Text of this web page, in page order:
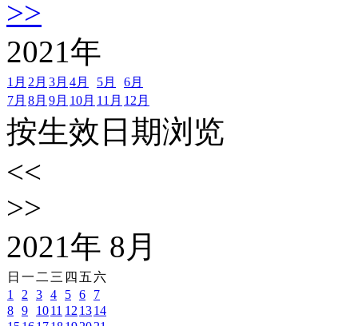
>>
2021年
1月 2月 3月 4月 5月
6月
7月 8月 9月 10月 11月 12月
按生效日期浏览
<<
>>
2021年 8 月
日 一 二 三 四 五 六
1
2 3 4 5 6
7
8 9 1011 12 1314